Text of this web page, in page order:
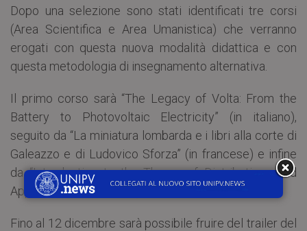
Dopo una selezione sono stati identificati tre corsi
(Area Scientifica e Area Umanistica) che verranno
erogati con questa nuova modalità didattica e con
questa metodologia di insegnamento alternativa.
Il primo corso sarà “The Legacy of Volta: From the
Battery to Photovoltaic Electricity” (in italiano),
seguito da “La miniatura lombarda e i libri alla corte di
Galeazzo e di Ludovico Sforza” (in francese) e infine
da “Introduction to the Theory of Distributions and
Applications” (in inglese).
Fino al 12 dicembre sarà possibile fruire del trailer del